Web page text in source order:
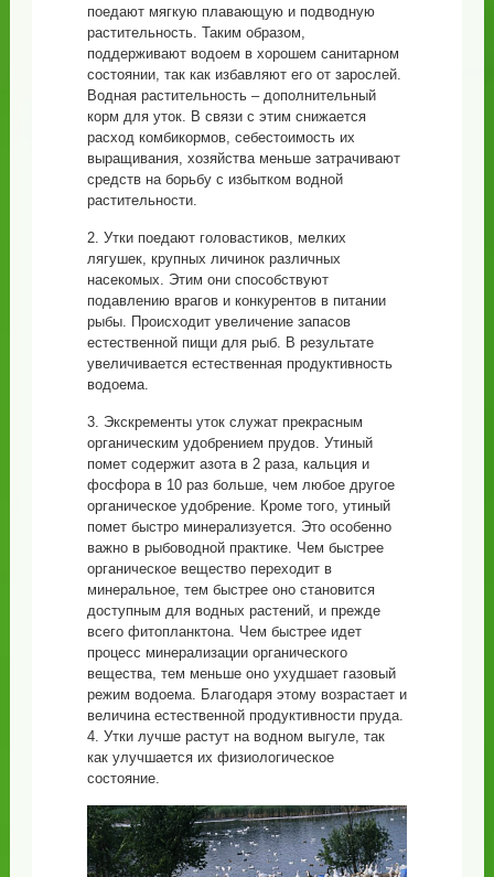
поедают мягкую плавающую и подводную
растительность. Таким образом,
поддерживают водоем в хорошем санитарном
состоянии, так как избавляют его от зарослей.
Водная растительность – дополнительный
корм для уток. В связи с этим снижается
расход комбикормов, себестоимость их
выращивания, хозяйства меньше затрачивают
средств на борьбу с избытком водной
растительности.
2. Утки поедают головастиков, мелких
лягушек, крупных личинок различных
насекомых. Этим они способствуют
подавлению врагов и конкурентов в питании
рыбы. Происходит увеличение запасов
естественной пищи для рыб. В результате
увеличивается естественная продуктивность
водоема.
3. Экскременты уток служат прекрасным
органическим удобрением прудов. Утиный
помет содержит азота в 2 раза, кальция и
фосфора в 10 раз больше, чем любое другое
органическое удобрение. Кроме того, утиный
помет быстро минерализуется. Это особенно
важно в рыбоводной практике. Чем быстрее
органическое вещество переходит в
минеральное, тем быстрее оно становится
доступным для водных растений, и прежде
всего фитопланктона. Чем быстрее идет
процесс минерализации органического
вещества, тем меньше оно ухудшает газовый
режим водоема. Благодаря этому возрастает и
величина естественной продуктивности пруда.
4. Утки лучше растут на водном выгуле, так
как улучшается их физиологическое
состояние.